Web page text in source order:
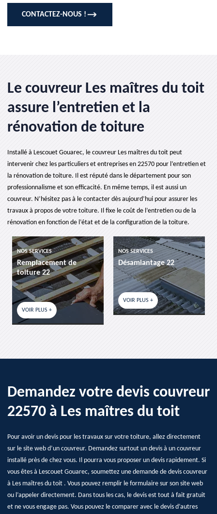
CONTACTEZ-NOUS !
Le couvreur Les maîtres du toit
assure l’entretien et la
rénovation de toiture
Installé à Lescouet Gouarec, le couvreur Les maîtres du toit peut
intervenir chez les particuliers et entreprises en 22570 pour l’entretien et
la rénovation de toiture. Il est réputé dans le département pour son
professionnalisme et son efficacité. En même temps, il est aussi un
couvreur. N’hésitez pas à le contacter dès aujourd’hui pour assurer les
travaux à propos de votre toiture. Il fixe le coût de l’entretien ou de la
rénovation en fonction de l’état et de la configuration de la toiture.
NOS SERVICES
Remplacement de
toiture 22
VOIR PLUS +
NOS SERVICES
Désamiantage 22
VOIR PLUS +
Demandez votre devis couvreur
22570 à Les maîtres du toit
Pour avoir un devis pour les travaux sur votre toiture, allez directement
sur le site web d’un couvreur. Demandez surtout un devis à un couvreur
installé près de chez vous. Il pourra vous proposer un devis rapidement. Si
vous êtes à Lescouet Gouarec, soumettez une demande de devis couvreur
à Les maîtres du toit . Vous pouvez remplir le formulaire sur son site web
ou l’appeler directement. Dans tous les cas, le devis est tout à fait gratuit
et ne vous engage pas. Vous pouvez le comparer avec le devis d’autres